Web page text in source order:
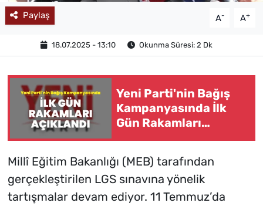
Paylaş A- A+
18.07.2025 - 13:10 Okunma Süresi: 2 Dk
Yeni Parti'nin Bağış
Kampanyasında İlk
Gün Rakamları
Açıklandı
Millî Eğitim Bakanlığı (MEB) tarafından
gerçekleştirilen LGS sınavına yönelik
tartışmalar devam ediyor. 11 Temmuz’da